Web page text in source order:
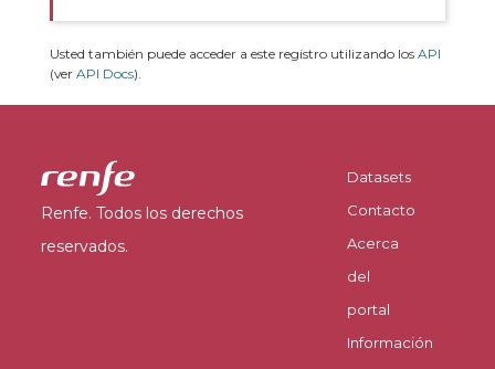
Usted también puede acceder a este registro utilizando los API
(ver API Docs).
Renfe. Todos los derechos
reservados.
Datasets
Contacto
Acerca
del
portal
Información